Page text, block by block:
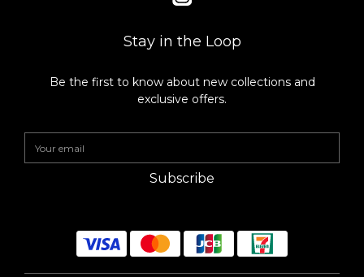
Stay in the Loop
Be the first to know about new collections and
exclusive offers.
Subscribe